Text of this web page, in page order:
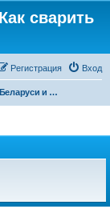
cварить
Вход
Регистрация
Пиво в Беларуси и в мире